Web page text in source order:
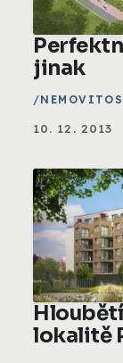
jinak
10. 12. 2013
lokalitě